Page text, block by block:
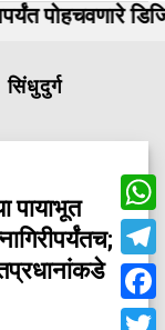
पोहचवणारे
सिंधुदुर्ग
पायाभूत